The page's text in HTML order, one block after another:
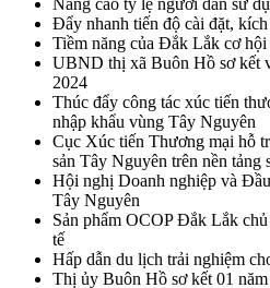
Nâng cao tỷ lệ người dân sử
Đẩy nhanh tiến độ cài đặt,
Tiềm năng của Đắk Lắk cơ hội
UBND thị xã Buôn Hồ sơ kết
2024
Thúc đẩy công tác xúc tiến
nhập khẩu vùng Tây Nguyên
Cục Xúc tiến Thương mại hỗ
sản Tây Nguyên trên nền tảng
Hội nghị Doanh nghiệp và
Tây Nguyên
Sản phẩm OCOP Đắk Lắk
tế
Hấp dẫn du lịch trải nghiệm
Thị ủy Buôn Hồ sơ kết 01